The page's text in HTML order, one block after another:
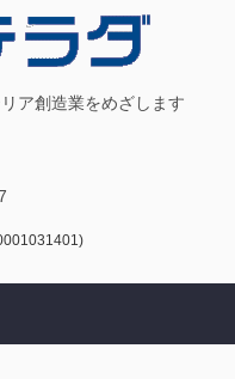
ラダ
ア創造業をめざします